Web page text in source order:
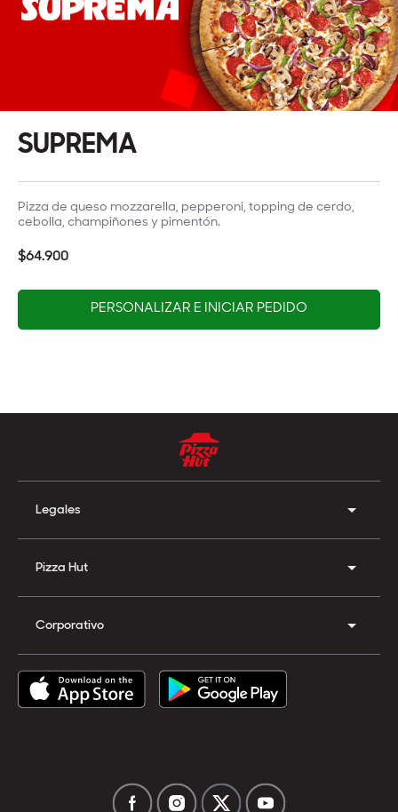
SUPREMA
Pizza de queso mozzarella, pepperoni, topping de cerdo,
cebolla, champiñones y pimentón.
$64.900
PERSONALIZAR E INICIAR PEDIDO
Legales
Pizza Hut
Corporativo